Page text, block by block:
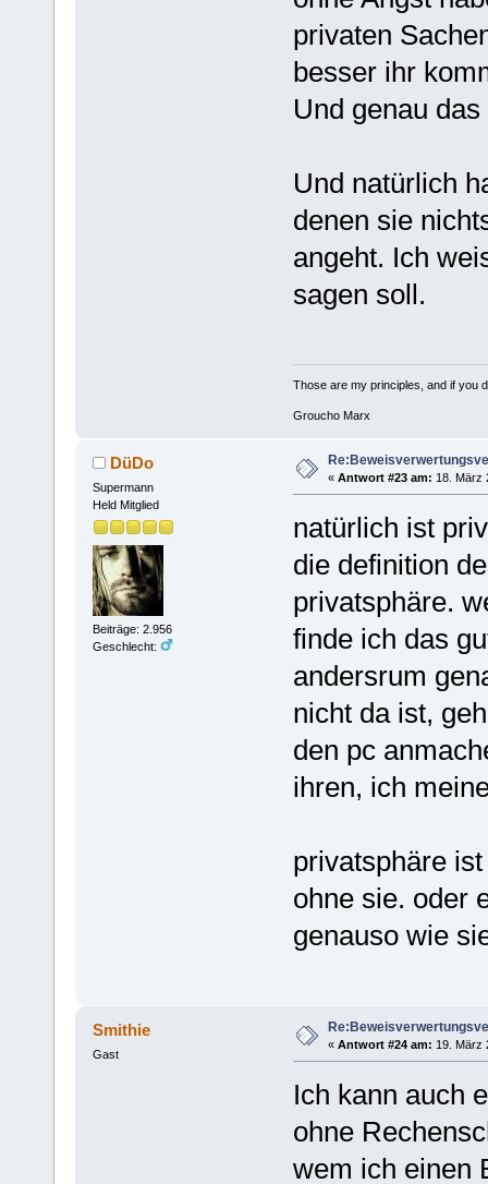
privaten
besser ihr
Und genau
Und natürlich
denen sie
angeht. Ich
sagen soll.
Those are my principles, and if you
Groucho Marx
DüDo
Supermann
Held Mitglied
Beiträge: 2.956
Geschlecht:
« Antwort #23 am: 18. März
natürlich ist
die definition
privatsphäre.
finde ich das
andersrum
nicht da ist,
den pc
ihren, ich
privatsphäre
ohne sie. oder
genauso wie
Smithie
Gast
« Antwort #24 am: 19. März
Ich kann auch
ohne
wem ich einen